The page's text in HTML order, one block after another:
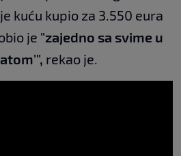
kuću kupio za 3.550 eura
je "zajedno sa svime u
rekao je.